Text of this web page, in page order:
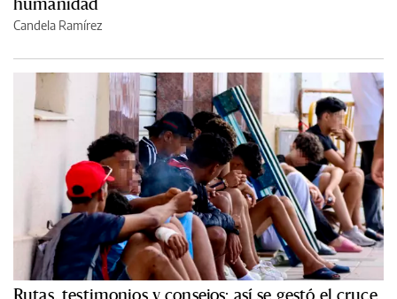
Candela Ramírez